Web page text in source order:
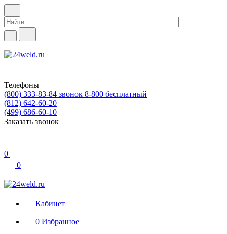
Телефоны
(800) 333-83-84 звонок 8-800 бесплатный
(812) 642-60-20
(499) 686-60-10
Заказать звонок
0
0
Кабинет
0 Избранное